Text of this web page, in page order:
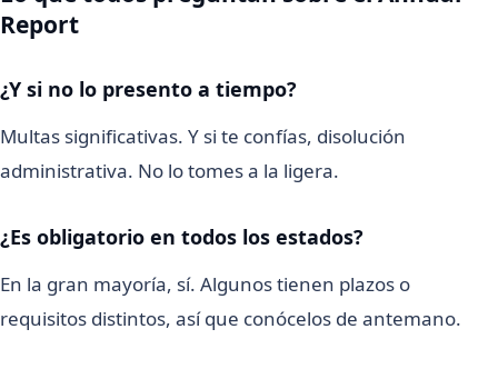
Report
¿Y si no lo presento a tiempo?
Multas significativas. Y si te confías, disolución
administrativa. No lo tomes a la ligera.
¿Es obligatorio en todos los estados?
En la gran mayoría, sí. Algunos tienen plazos o
requisitos distintos, así que conócelos de antemano.